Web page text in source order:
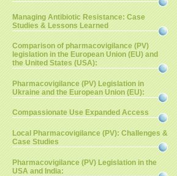
Managing Antibiotic Resistance: Case
Studies & Lessons Learned
Comparison of pharmacovigilance (PV)
legislation in the European Union (EU) and
the United States (USA):
Pharmacovigilance (PV) Legislation in
Ukraine and the European Union (EU):
Compassionate Use Expanded Access
Local Pharmacovigilance (PV): Challenges &
Case Studies
Pharmacovigilance (PV) Legislation in the
USA and India: